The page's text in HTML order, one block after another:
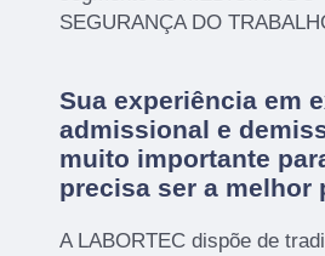
SEGURANÇA DO
Sua experiência em
admissional e
muito importante
precisa ser a melhor
A LABORTEC dispõe de